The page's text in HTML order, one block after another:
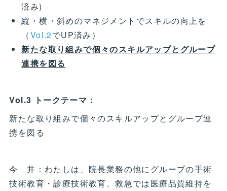
済み)
縦・横・斜めのマネジメントでスキルの向上を
（Vol.2でUP済み）
新たな取り組みで個々のスキルアップとグループ
連携を図る
Vol.3 トークテーマ：
新たな取り組みで個々のスキルアップとグループ連
携を図る
今 井：わたしは、院長業務の他にグループの手術
技術教育・診療技術教育、救急では医療品質維持を